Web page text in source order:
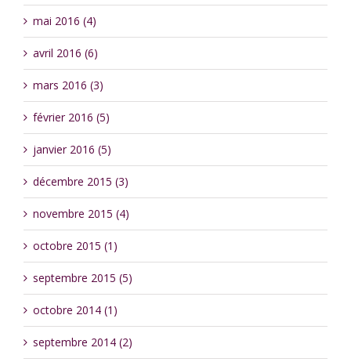
mai 2016 (4)
avril 2016 (6)
mars 2016 (3)
février 2016 (5)
janvier 2016 (5)
décembre 2015 (3)
novembre 2015 (4)
octobre 2015 (1)
septembre 2015 (5)
octobre 2014 (1)
septembre 2014 (2)